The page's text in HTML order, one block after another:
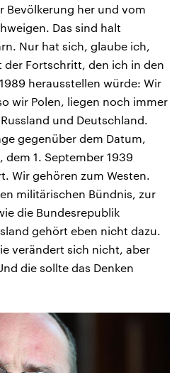
Bevölkerung her und vom
Das sind halt
Nur hat sich, glaube ich,
der Fortschritt, den ich in den
herausstellen würde: Wir
wir Polen, liegen noch immer
und Deutschland.
gegenüber dem Datum,
dem 1. September 1939
Wir gehören zum Westen.
militärischen Bündnis, zur
die Bundesrepublik
gehört eben nicht dazu.
verändert sich nicht, aber
die sollte das Denken